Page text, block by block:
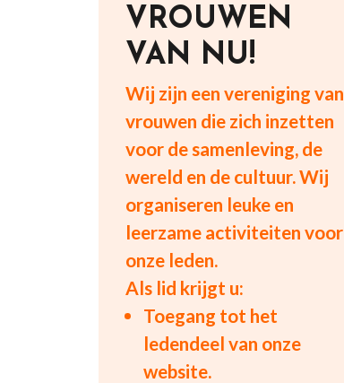
VROUWEN
VAN NU!
Wij zijn een vereniging van
vrouwen die zich inzetten
voor de samenleving, de
wereld en de cultuur. Wij
organiseren leuke en
leerzame activiteiten voor
onze leden.
Als lid krijgt u:
Toegang tot het
ledendeel van onze
website.